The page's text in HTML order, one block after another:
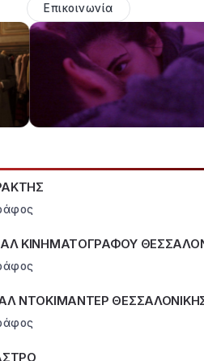
Επικοινωνία
ΚΙΝΗΜΑΤΟΓΡΑΦΟΥ
ΝΤΟΚΙΜΑΝΤΕΡ